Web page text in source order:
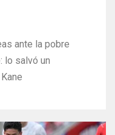
ante la pobre
lo salvó un